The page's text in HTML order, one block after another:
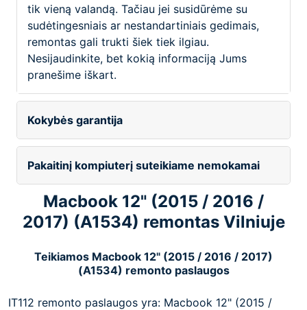
tik vieną valandą. Tačiau jei susidūrėme su
sudėtingesniais ar nestandartiniais gedimais,
remontas gali trukti šiek tiek ilgiau.
Nesijaudinkite, bet kokią informaciją Jums
pranešime iškart.
Kokybės garantija
Pakaitinį kompiuterį suteikiame nemokamai
Macbook 12" (2015 / 2016 /
2017) (A1534) remontas Vilniuje
Teikiamos Macbook 12" (2015 / 2016 / 2017)
(A1534) remonto paslaugos
IT112 remonto paslaugos yra: Macbook 12" (2015 /